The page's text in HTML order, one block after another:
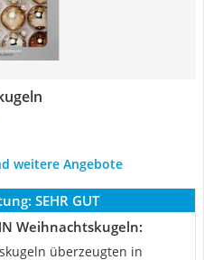
weitere Angebote
SEHR GUT
Weihnachtskugeln:
überzeugten in